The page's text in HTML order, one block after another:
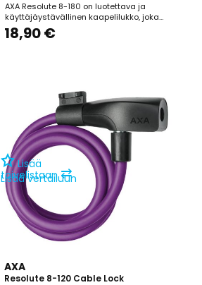
AXA Resolute 8-180 on luotettava ja
käyttäjäystävällinen kaapelilukko, joka
soveltuu erityisesti lyhytaikaiseen pyörän
pysäköintiin alueilla, joilla varkauden riski
18,90 €
Lisää
toivelistaan ⇄
Lisää vertailuun
AXA
Resolute 8-120 Cable Lock